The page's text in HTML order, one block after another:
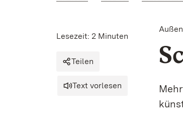
Lesezeit: 2 Minuten
Teilen
Text vorlesen